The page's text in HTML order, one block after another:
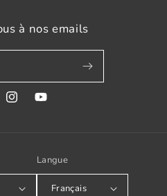
à nos emails
InstagramYouTube
Langue
Français